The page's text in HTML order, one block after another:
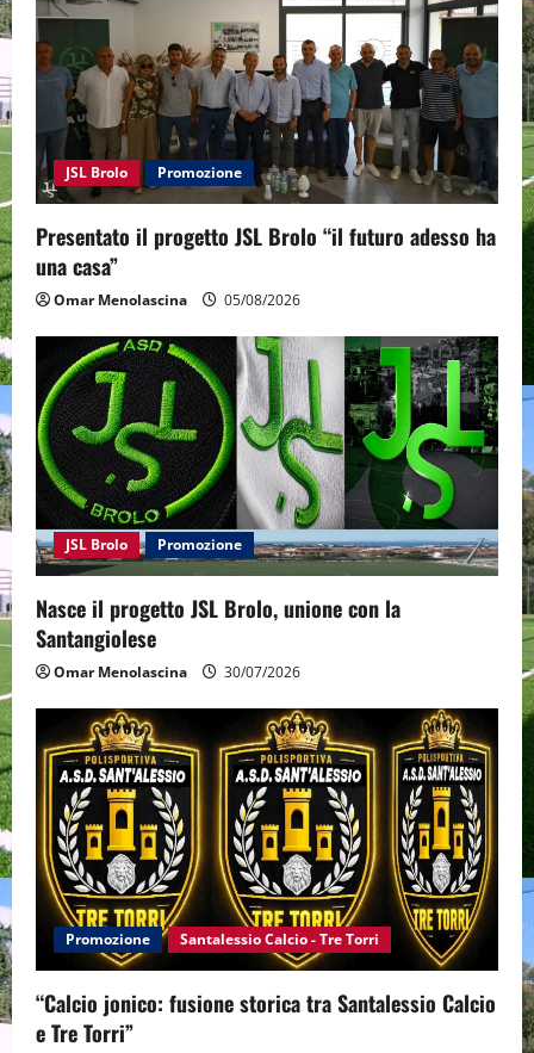
t
i
o
n
JSL Brolo Promozione
Presentato il progetto JSL Brolo “il futuro adesso ha
una casa”
Omar Menolascina 05/08/2026
JSL Brolo Promozione
Nasce il progetto JSL Brolo, unione con la
Santangiolese
Omar Menolascina 30/07/2026
Promozione Santalessio Calcio - Tre Torri
“Calcio jonico: fusione storica tra Santalessio Calcio
e Tre Torri”